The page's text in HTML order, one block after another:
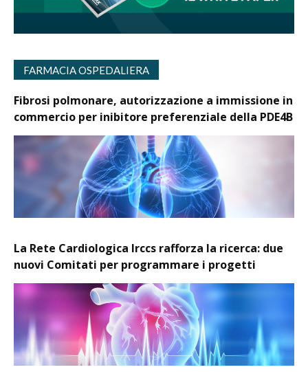
FARMACIA OSPEDALIERA
Fibrosi polmonare, autorizzazione a immissione in
commercio per inibitore preferenziale della PDE4B
La Rete Cardiologica Irccs rafforza la ricerca: due
nuovi Comitati per programmare i progetti